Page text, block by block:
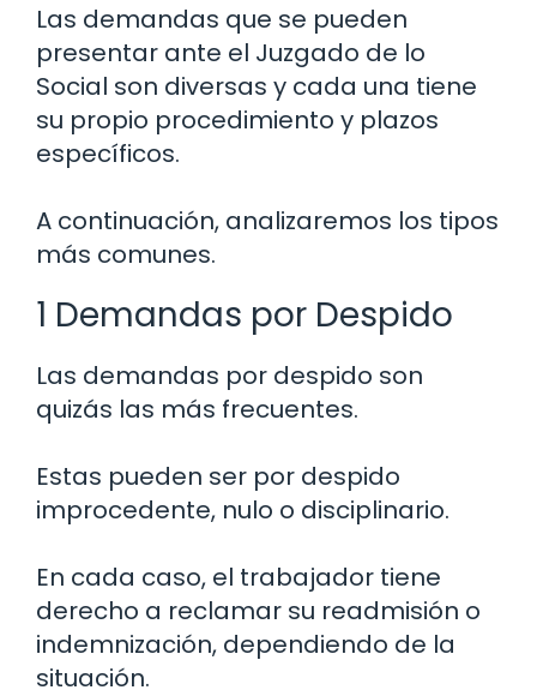
Las demandas que se pueden
presentar ante el Juzgado de lo
Social son diversas y cada una tiene
su propio procedimiento y plazos
específicos.
A continuación, analizaremos los tipos
más comunes.
1 Demandas por Despido
Las demandas por despido son
quizás las más frecuentes.
Estas pueden ser por despido
improcedente, nulo o disciplinario.
En cada caso, el trabajador tiene
derecho a reclamar su readmisión o
indemnización, dependiendo de la
situación.